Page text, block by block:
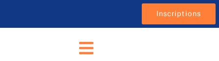
Inscriptions